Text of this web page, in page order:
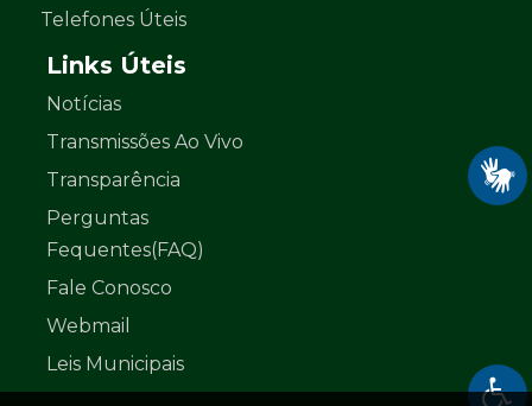
Telefones Úteis
Links Úteis
Notícias
Transmissões Ao Vivo
Transparência
Perguntas
Fequentes(FAQ)
Fale Conosco
Webmail
Leis Municipais